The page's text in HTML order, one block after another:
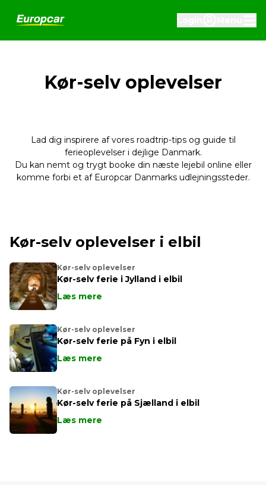
Kør-selv oplevelser
Lad dig inspirere af vores roadtrip-tips og guide til
ferieoplevelser i dejlige Danmark.
Du kan nemt og trygt booke din næste lejebil online eller
komme forbi et af Europcar Danmarks udlejningssteder.
Kør-selv oplevelser i elbil
Kør-selv oplevelser
Kør-selv ferie i Jylland i elbil
Læs mere
Kør-selv oplevelser
Kør-selv ferie på Fyn i elbil
Læs mere
Kør-selv oplevelser
Kør-selv ferie på Sjælland i elbil
Læs mere